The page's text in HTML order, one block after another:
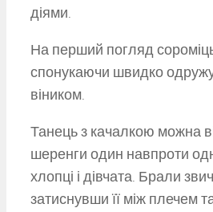
діями.
На перший погляд
спонукаючи швидко
віником.
Танець з качалкою можна
шеренги один навпроти
хлопці і дівчата. Брали
затиснувши її між плечем